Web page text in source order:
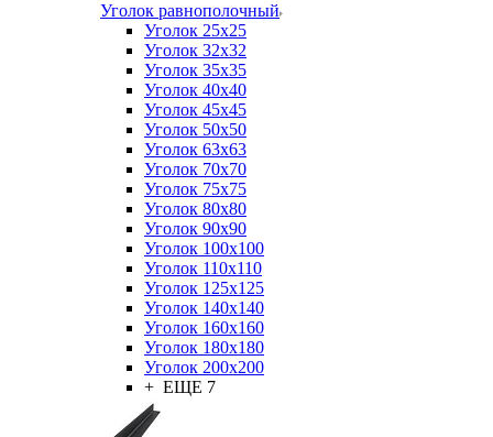
Уголок равнополочный
Уголок 25x25
Уголок 32x32
Уголок 35x35
Уголок 40x40
Уголок 45x45
Уголок 50х50
Уголок 63х63
Уголок 70х70
Уголок 75x75
Уголок 80х80
Уголок 90х90
Уголок 100х100
Уголок 110х110
Уголок 125х125
Уголок 140х140
Уголок 160х160
Уголок 180х180
Уголок 200х200
+ ЕЩЕ 7